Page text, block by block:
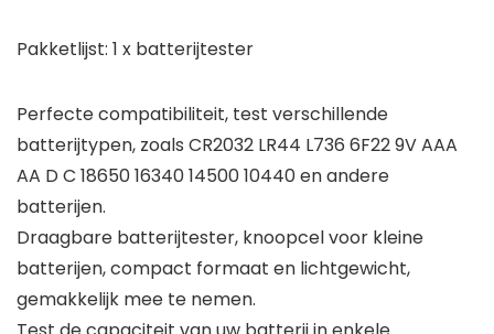
Pakketlijst: 1 x batterijtester
Perfecte compatibiliteit, test verschillende
batterijtypen, zoals CR2032 LR44 L736 6F22 9V AAA
AA D C 18650 16340 14500 10440 en andere
batterijen.
Draagbare batterijtester, knoopcel voor kleine
batterijen, compact formaat en lichtgewicht,
gemakkelijk mee te nemen.